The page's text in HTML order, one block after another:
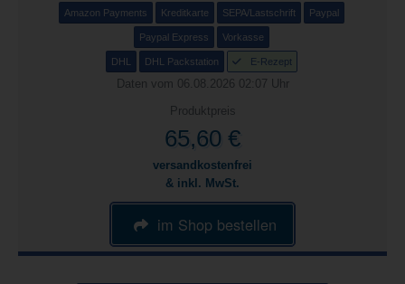
Amazon Payments Kreditkarte SEPA/Lastschrift Paypal
Paypal Express Vorkasse
DHL DHL Packstation E-Rezept
Daten vom 06.08.2026 02:07 Uhr
Produktpreis
65,60 €
versandkostenfrei
& inkl. MwSt.
im Shop bestellen